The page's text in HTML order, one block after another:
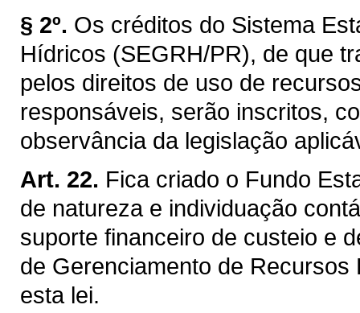
§ 2º. Os créditos do Sistema
Hídricos (SEGRH/PR), de que
pelos direitos de uso de
responsáveis, serão inscritos,
observância da legislação
Art. 22. Fica criado o Fundo
de natureza e individuação
suporte financeiro de custeio e
de Gerenciamento de
esta lei.